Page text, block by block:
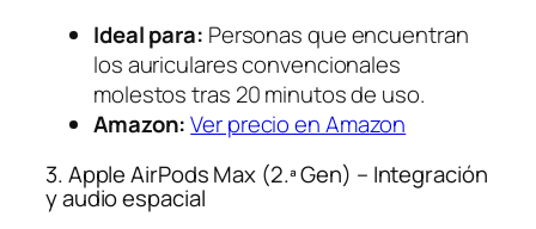
Ideal para: Personas que encuentran
los auriculares convencionales
molestos tras 20 minutos de uso.
Amazon: Ver precio en Amazon
3. Apple AirPods Max (2.ª Gen) – Integración
y audio espacial